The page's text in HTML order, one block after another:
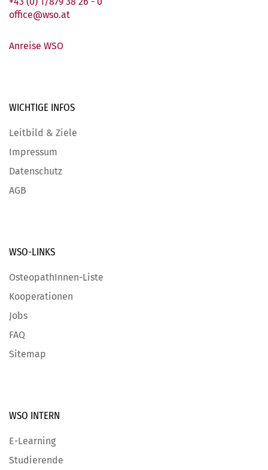
office@wso.at
Anreise WSO
WICHTIGE INFOS
Leitbild & Ziele
Impressum
Datenschutz
AGB
WSO-LINKS
OsteopathInnen-Liste
Kooperationen
Jobs
FAQ
Sitemap
WSO INTERN
E-Learning
Studierende